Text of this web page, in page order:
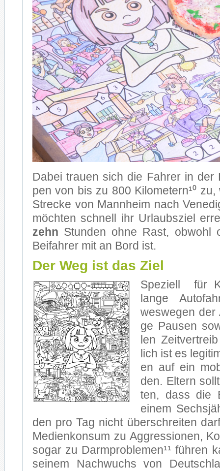
Da­bei trau­en sich die Fah­rer in der
pen von bis zu 800 Ki­lo­me­ter­n¹⁰
Stre­cke von Mann­heim nach
möch­ten schnell ihr Ur­laubs­ziel
zehn Stun­den ohne Rast, ob­wohl
Bei­fah­rer mit an Bord ist.
Der Weg ist das Ziel
Spe­zi­ell für
lan­ge
wes­we­gen
ge Pau­sen
len
lich ist es
en auf ein
den. El­tern
ten, dass die
ei­nem
den pro Tag nicht über­schrei­ten
Me­di­en­kon­sum zu Ag­gres­sio­nen,
so­gar zu Darm­pro­ble­men¹¹ füh­ren
sei­nem Nach­wuchs von